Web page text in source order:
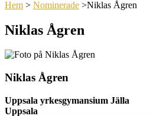
Hem > Nominerade >Niklas Ågren
Niklas Ågren
Niklas Ågren
Uppsala yrkesgymansium Jälla
Uppsala